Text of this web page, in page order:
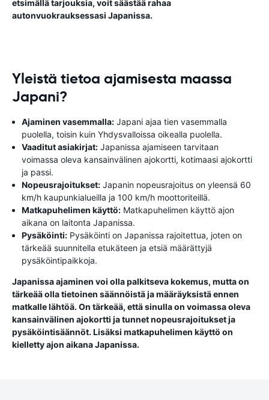
etsimällä tarjouksia, voit säästää rahaa
autonvuokrauksessasi Japanissa.
Yleistä tietoa ajamisesta maassa
Japani?
Ajaminen vasemmalla: Japani ajaa tien vasemmalla
puolella, toisin kuin Yhdysvalloissa oikealla puolella.
Vaaditut asiakirjat: Japanissa ajamiseen tarvitaan
voimassa oleva kansainvälinen ajokortti, kotimaasi ajokortti
ja passi.
Nopeusrajoitukset: Japanin nopeusrajoitus on yleensä 60
km/h kaupunkialueilla ja 100 km/h moottoriteillä.
Matkapuhelimen käyttö: Matkapuhelimen käyttö ajon
aikana on laitonta Japanissa.
Pysäköinti: Pysäköinti on Japanissa rajoitettua, joten on
tärkeää suunnitella etukäteen ja etsiä määrättyjä
pysäköintipaikkoja.
Japanissa ajaminen voi olla palkitseva kokemus, mutta on
tärkeää olla tietoinen säännöistä ja määräyksistä ennen
matkalle lähtöä. On tärkeää, että sinulla on voimassa oleva
kansainvälinen ajokortti ja tunnet nopeusrajoitukset ja
pysäköintisäännöt. Lisäksi matkapuhelimen käyttö on
kielletty ajon aikana Japanissa.